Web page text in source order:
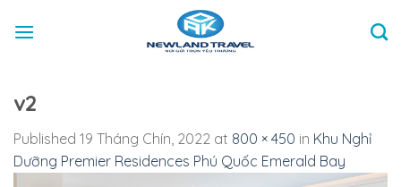
v2
Published 19 Tháng Chín, 2022 at 800 × 450 in Khu Nghỉ
Dưỡng Premier Residences Phú Quốc Emerald Bay